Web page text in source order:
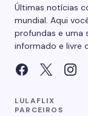
Últimas notícias
mundial. Aqui
profundas e uma
informado e livre
LULAFLIX
PARCEIROS